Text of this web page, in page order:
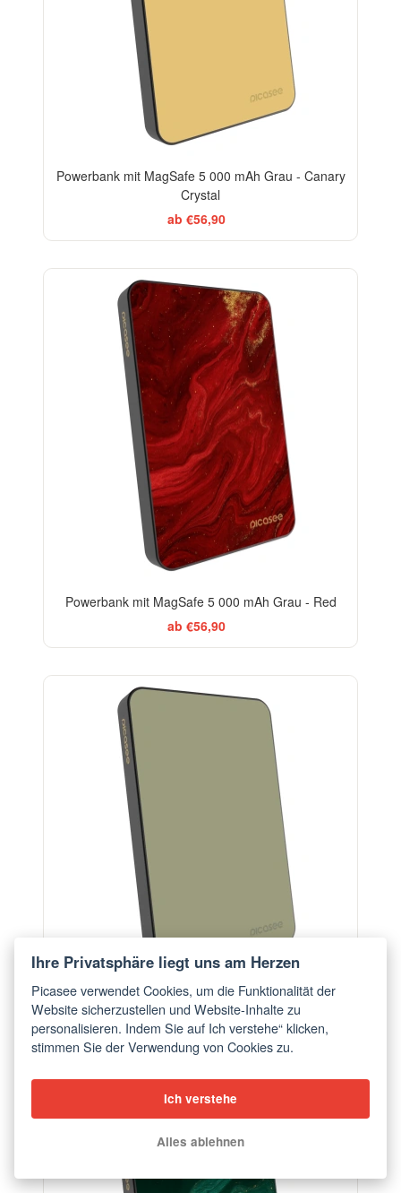
Powerbank mit MagSafe 5 000 mAh Grau - Canary
Crystal
ab €56,90
Powerbank mit MagSafe 5 000 mAh Grau - Red
ab €56,90
Powerbank mit MagSafe 5 000 mAh Grau - Dewy
Dawn
ab €56,90
BESTSELLER
Ihre Privatsphäre liegt uns am Herzen
Picasee verwendet Cookies, um die Funktionalität der
Website sicherzustellen und Website-Inhalte zu
personalisieren. Indem Sie auf Ich verstehe“ klicken,
stimmen Sie der Verwendung von Cookies zu.
Ich verstehe
Alles ablehnen